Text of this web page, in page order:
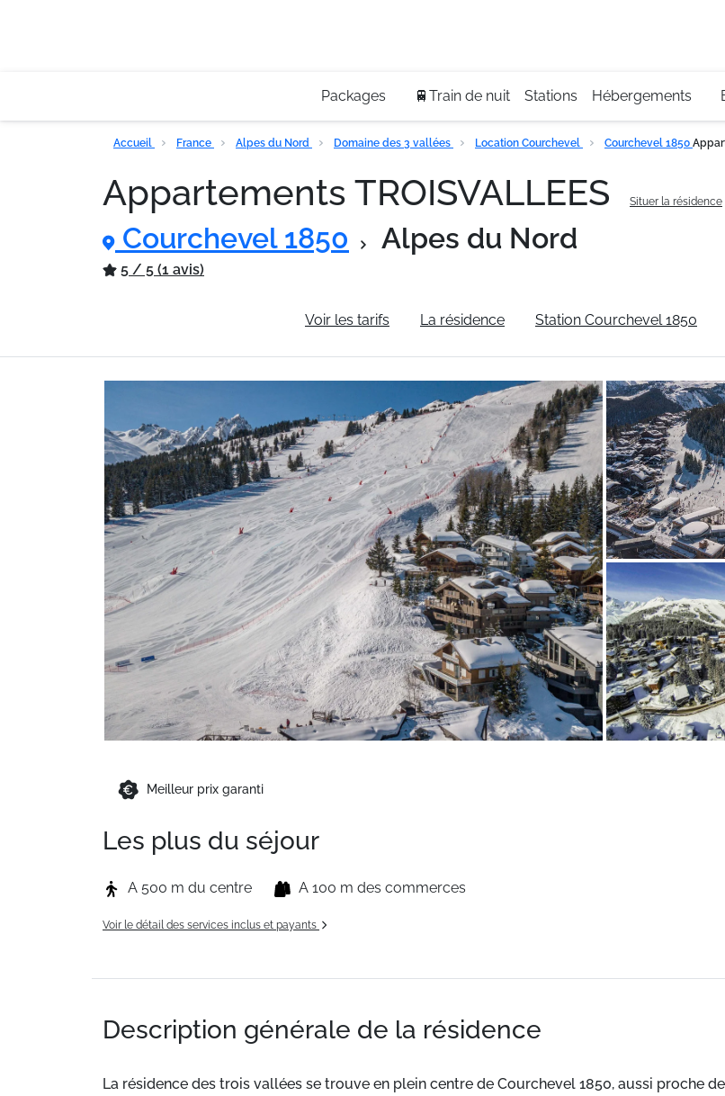
Packages 🚆Train de nuit Stations Hébergements
Accueil France Alpes du Nord Domaine des 3 vallées Location Courchevel Courchevel 1850
Appartements TROISVALLEES Situer la résidence
Courchevel 1850 Alpes du Nord
5 / 5 (1 avis)
Voir les tarifs La résidence Station Courchevel 1850
Meilleur prix garanti
Les plus du séjour
A 500 m du centre A 100 m des commerces
Voir le détail des services inclus et payants
Description générale de la résidence
La résidence des trois vallées se trouve en plein centre de Courchevel 1850, aussi proche